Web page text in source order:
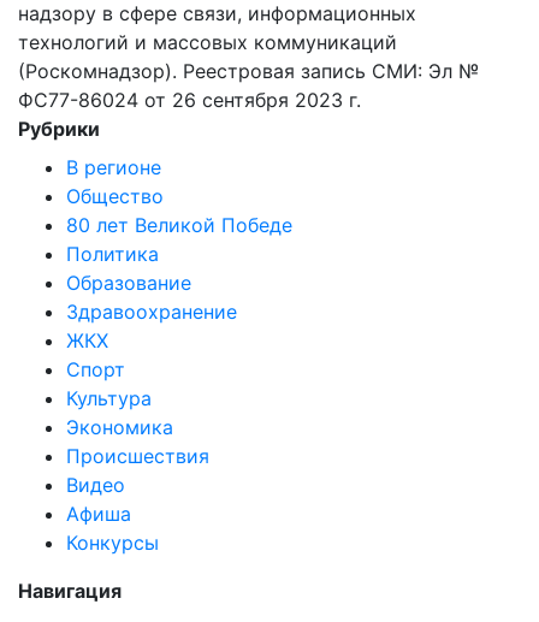
надзору в сфере связи, информационных
технологий и массовых коммуникаций
(Роскомнадзор). Реестровая запись СМИ: Эл №
ФС77-86024 от 26 сентября 2023 г.
Рубрики
В регионе
Общество
80 лет Великой Победе
Политика
Образование
Здравоохранение
ЖКХ
Спорт
Культура
Экономика
Происшествия
Видео
Афиша
Конкурсы
Навигация